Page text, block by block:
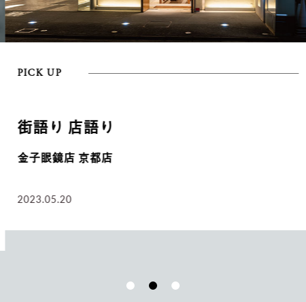
PICK UP
街語り 店語り
金子眼鏡店 京都店
2023.05.20